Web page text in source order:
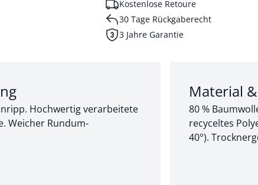
Kostenlose Retoure
30 Tage Rückgaberecht
3 Jahre Garantie
Hochwertig verarbeitete
Weicher Rundum-
Abschnitt 3
Material
80 %
recyceltes
40°).